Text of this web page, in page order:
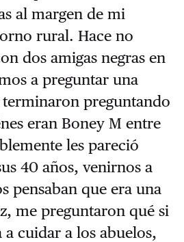
al margen de mi
rural. Hace no
dos amigas negras en
a preguntar una
preguntando
eran Boney M entre
les pareció
40 años, venirnos a
pensaban que era una
me preguntaron qué si
cuidar a los abuelos,